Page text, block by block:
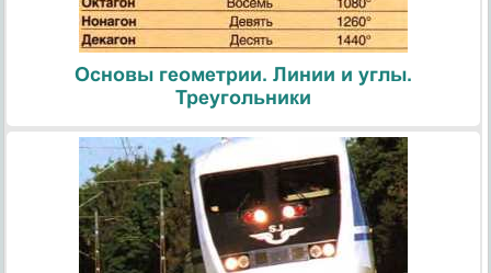
Основы геометрии. Линии и углы.
Треугольники